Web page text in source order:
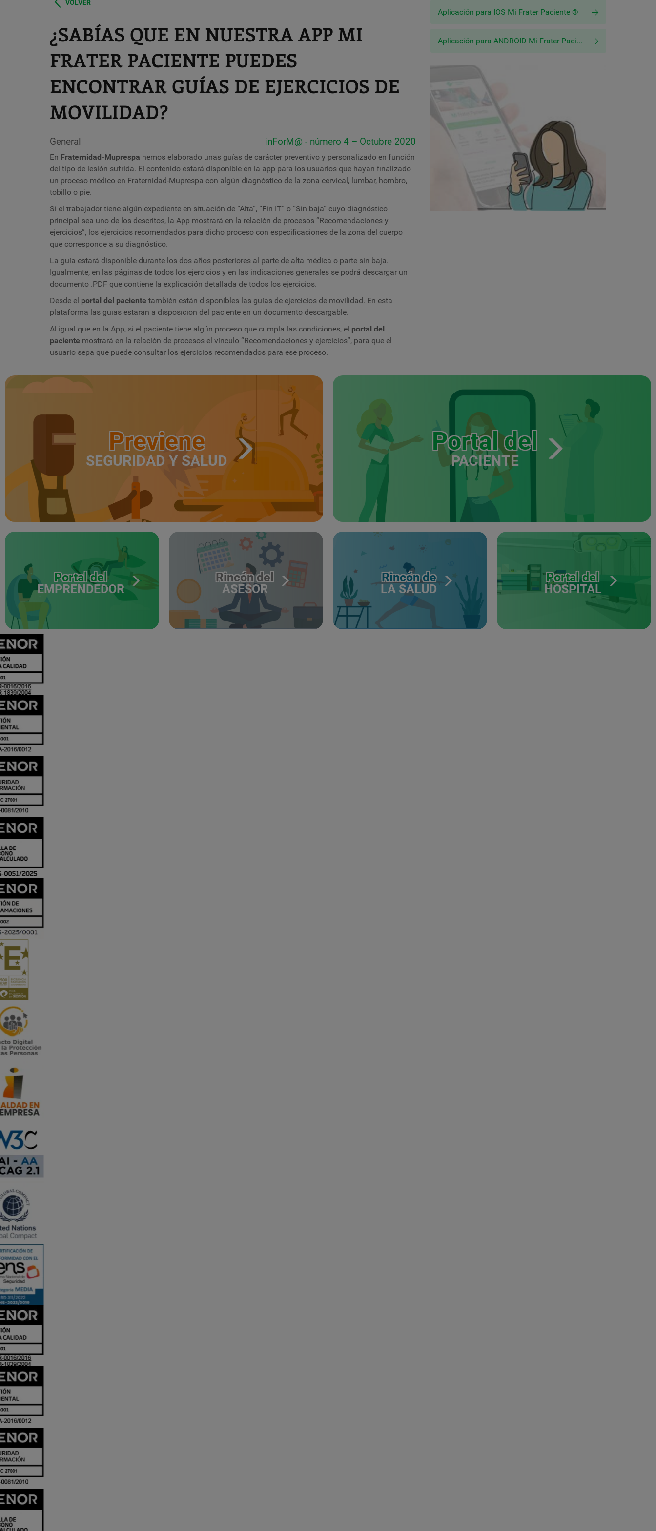
VOLVER
¿SABÍAS QUE EN NUESTRA APP MI
FRATER PACIENTE PUEDES
ENCONTRAR GUÍAS DE EJERCICIOS DE
MOVILIDAD?
General inForM@ - número 4 – Octubre 2020
En Fraternidad-Muprespa hemos elaborado unas guías de carácter preventivo y personalizado en función
del tipo de lesión sufrida. El contenido estará disponible en la app para los usuarios que hayan finalizado
un proceso médico en Fraternidad-Muprespa con algún diagnóstico de la zona cervical, lumbar, hombro,
tobillo o pie.
Si el trabajador tiene algún expediente en situación de “Alta”, “Fin IT” o “Sin baja” cuyo diagnóstico
principal sea uno de los descritos, la App mostrará en la relación de procesos “Recomendaciones y
ejercicios”, los ejercicios recomendados para dicho proceso con especificaciones de la zona del cuerpo
que corresponde a su diagnóstico.
La guía estará disponible durante los dos años posteriores al parte de alta médica o parte sin baja.
Igualmente, en las páginas de todos los ejercicios y en las indicaciones generales se podrá descargar un
documento .PDF que contiene la explicación detallada de todos los ejercicios.
Desde el portal del paciente también están disponibles las guías de ejercicios de movilidad. En esta
plataforma las guías estarán a disposición del paciente en un documento descargable.
Al igual que en la App, si el paciente tiene algún proceso que cumpla las condiciones, el portal del
paciente mostrará en la relación de procesos el vínculo “Recomendaciones y ejercicios”, para que el
usuario sepa que puede consultar los ejercicios recomendados para ese proceso.
Aplicación para IOS Mi Frater Paciente ®
Aplicación para ANDROID Mi Frater Paciente ®
Previene
SEGURIDAD Y SALUD
Portal del
PACIENTE
Portal del
EMPRENDEDOR
Rincón del
ASESOR
Rincón de
LA SALUD
Portal del
HOSPITAL